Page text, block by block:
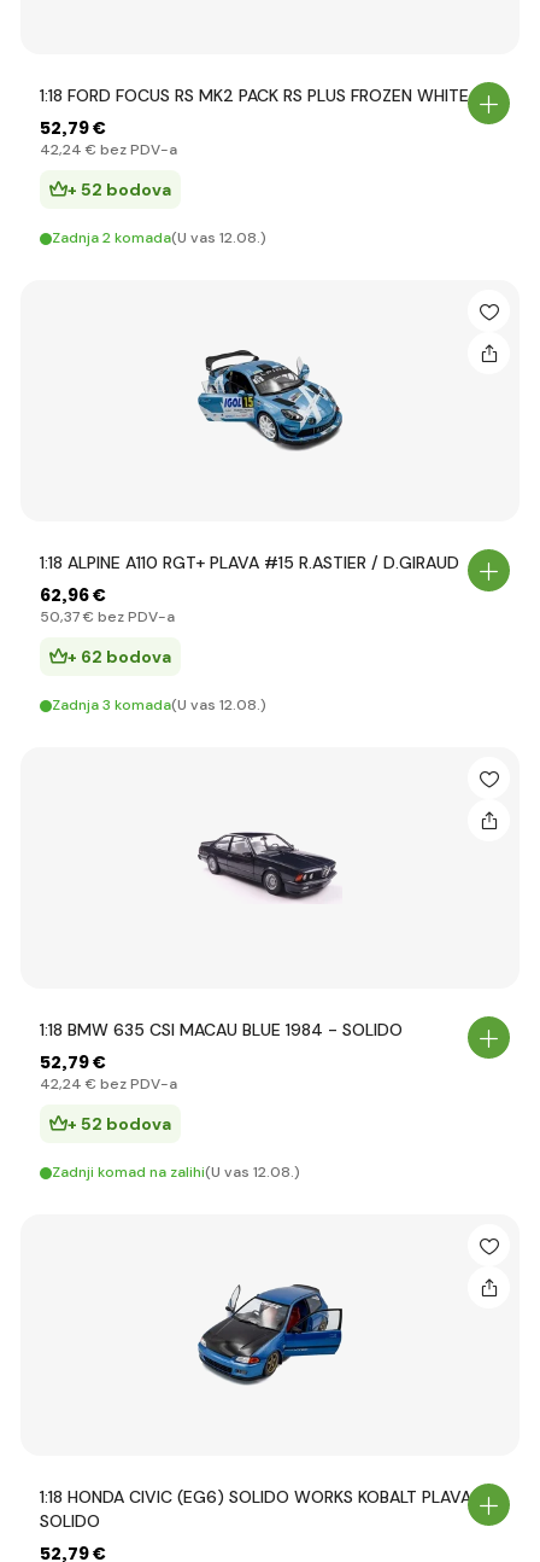
1:18 FORD FOCUS RS MK2 PACK RS PLUS FROZEN WHITE 2
52,79 €
42,24 € bez PDV-a
+ 52 bodova
Zadnja 2 komada(U vas 12.08.)
1:18 ALPINE A110 RGT+ PLAVA #15 R.ASTIER / D.GIRAUD
62,96 €
50,37 € bez PDV-a
+ 62 bodova
Zadnja 3 komada(U vas 12.08.)
1:18 BMW 635 CSI MACAU BLUE 1984 - SOLIDO
52,79 €
42,24 € bez PDV-a
+ 52 bodova
Zadnji komad na zalihi(U vas 12.08.)
1:18 HONDA CIVIC (EG6) SOLIDO WORKS KOBALT PLAVA -
SOLIDO
52,79 €